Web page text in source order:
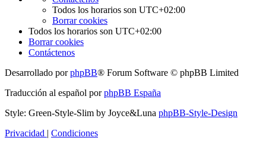
Todos los horarios son UTC+02:00
Borrar cookies
Todos los horarios son UTC+02:00
Borrar cookies
Contáctenos
Desarrollado porphpBB® Forum Software © phpBB Limited
Traducción al español porphpBB España
Style: Green-Style-Slim by Joyce&Luna phpBB-Style-Design
Privacidad | Condiciones